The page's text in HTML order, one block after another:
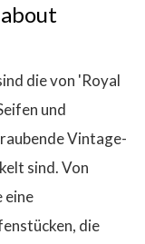
die von 'Royal
und
Vintage-
sind. Von
eine
die